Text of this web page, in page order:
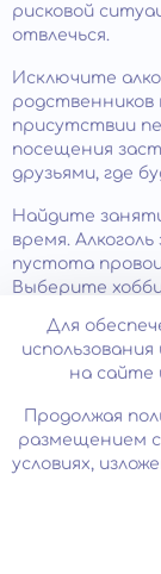
рисковой
отвлечься.
Исключите
присутствии
посещения
друзьями, где
Найдите
время.
пустота
Выберите
творчество,
фокус
химической
Дальнейшее
Детоксикация
интоксикации,
зависимость.
риск срыва в
Обратитесь к
Для
на сайте
Продолжая
размещением
условиях,